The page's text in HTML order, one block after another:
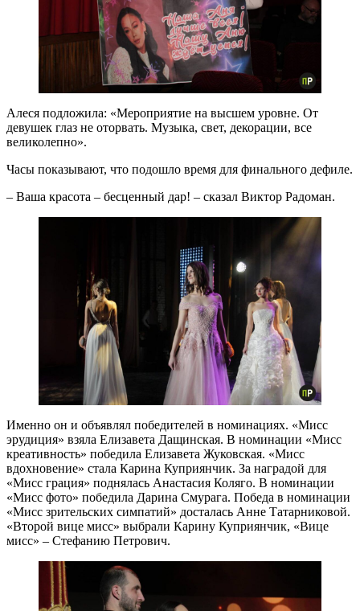
Алеся подложила: «Мероприятие на высшем уровне. От
девушек глаз не оторвать. Музыка, свет, декорации, все
великолепно».
Часы показывают, что подошло время для финального дефиле.
– Ваша красота – бесценный дар! – сказал Виктор Радоман.
Именно он и объявлял победителей в номинациях. «Мисс
эрудиция» взяла Елизавета Дащинская. В номинации «Мисс
креативность» победила Елизавета Жуковская. «Мисс
вдохновение» стала Карина Куприянчик. За наградой для
«Мисс грация» поднялась Анастасия Коляго. В номинации
«Мисс фото» победила Дарина Смурага. Победа в номинации
«Мисс зрительских симпатий» досталась Анне Татарниковой.
«Второй вице мисс» выбрали Карину Куприянчик, «Вице
мисс» – Стефанию Петрович.